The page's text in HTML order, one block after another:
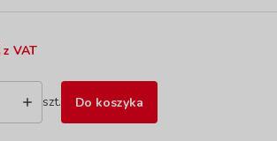
z VAT
szt. Do koszyka